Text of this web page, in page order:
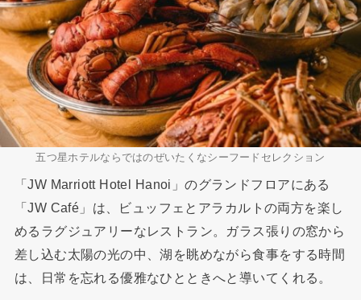
五つ星ホテルならではのぜいたくなシーフードセレクション
「JW Marriott Hotel Hanoi」のグランドフロアにある
「JW Café」は、ビュッフェとアラカルトの両方を楽し
めるラグジュアリーなレストラン。ガラス張りの窓から
差し込む太陽の光の中、湖を眺めながら食事をする時間
は、日常を忘れる優雅なひとときへと導いてくれる。